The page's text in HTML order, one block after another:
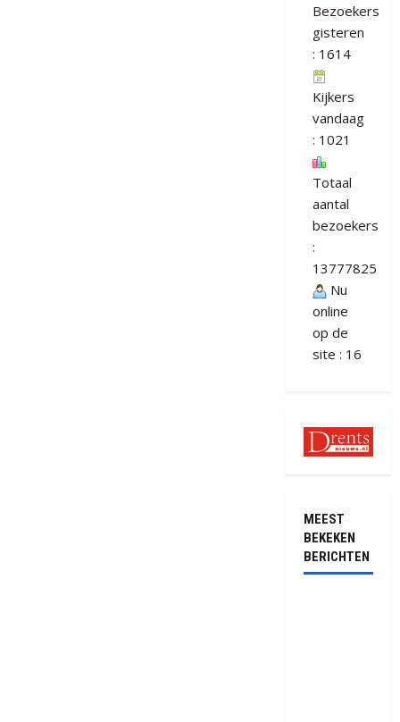
Bezoekers
gisteren
: 1614
Kijkers
vandaag
: 1021
Totaal
aantal
bezoekers
:
13777825
Nu
online
op de
site : 16
MEEST
BEKEKEN
BERICHTEN